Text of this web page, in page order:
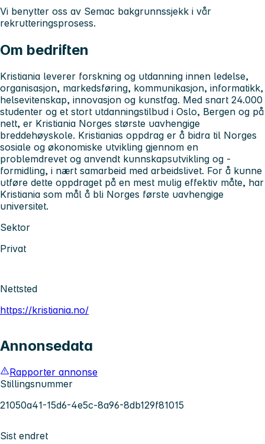
Vi benytter oss av Semac bakgrunnssjekk i vår
rekrutteringsprosess.
Om bedriften
Kristiania leverer forskning og utdanning innen ledelse,
organisasjon, markedsføring, kommunikasjon, informatikk,
helsevitenskap, innovasjon og kunstfag. Med snart 24.000
studenter og et stort utdanningstilbud i Oslo, Bergen og på
nett, er Kristiania Norges største uavhengige
breddehøyskole. Kristianias oppdrag er å bidra til Norges
sosiale og økonomiske utvikling gjennom en
problemdrevet og anvendt kunnskapsutvikling og -
formidling, i nært samarbeid med arbeidslivet. For å kunne
utføre dette oppdraget på en mest mulig effektiv måte, har
Kristiania som mål å bli Norges første uavhengige
universitet.
Sektor
Privat
Nettsted
https://kristiania.no/
Annonsedata
Rapporter annonse
Stillingsnummer
21050a41-15d6-4e5c-8a96-8db129f81015
Sist endret